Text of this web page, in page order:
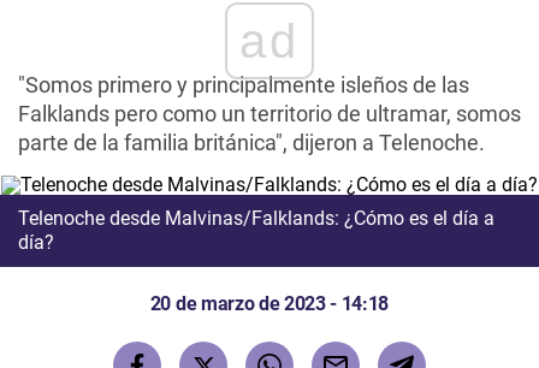
ad
"Somos primero y principalmente isleños de las
Falklands pero como un territorio de ultramar, somos
parte de la familia británica", dijeron a Telenoche.
Telenoche desde Malvinas/Falklands: ¿Cómo es el día a
día?
20 de marzo de 2023 - 14:18